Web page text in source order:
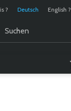
? Deutsch English ?